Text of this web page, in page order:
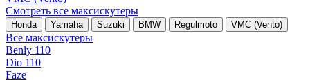
Смотреть все максискутеры
Honda Yamaha Suzuki BMW Regulmoto VMC (Vento)
Все максискутеры
Benly 110
Dio 110
Faze